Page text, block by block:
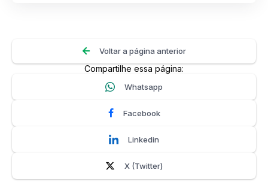
Voltar a página anterior
Compartilhe essa página:
Whatsapp
Facebook
Linkedin
X (Twitter)